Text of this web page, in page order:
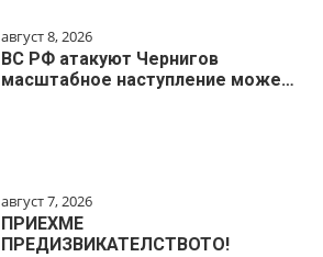
август 8, 2026
ВС РФ атакуют Чернигов
масштабное наступление може…
август 7, 2026
ПРИЕХМЕ
ПРЕДИЗВИКАТЕЛСТВОТО!